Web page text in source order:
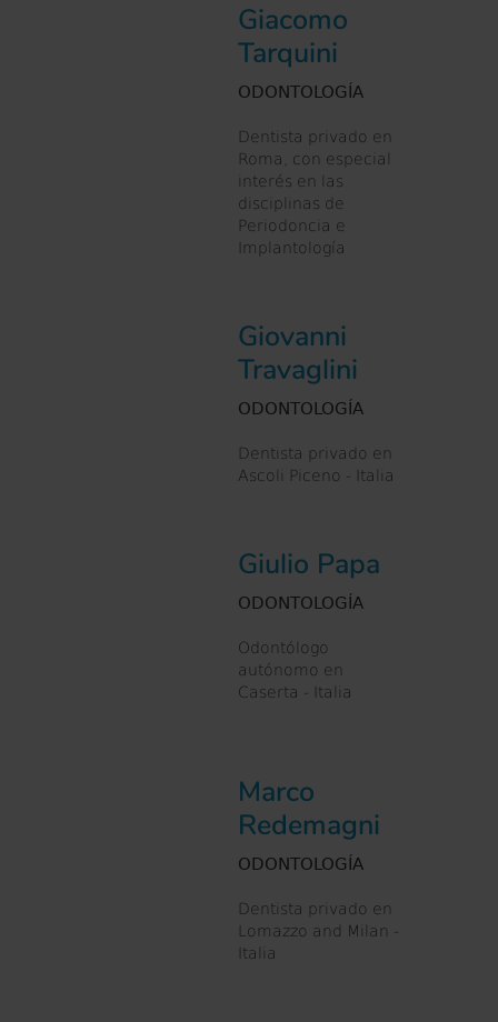
Giacomo
Tarquini
ODONTOLOGÍA
Dentista privado en
Roma, con especial
interés en las
disciplinas de
Periodoncia e
Implantología
Giovanni
Travaglini
ODONTOLOGÍA
Dentista privado en
Ascoli Piceno - Italia
Giulio Papa
ODONTOLOGÍA
Odontólogo
autónomo en
Caserta - Italia
Marco
Redemagni
ODONTOLOGÍA
Dentista privado en
Lomazzo and Milan -
Italia